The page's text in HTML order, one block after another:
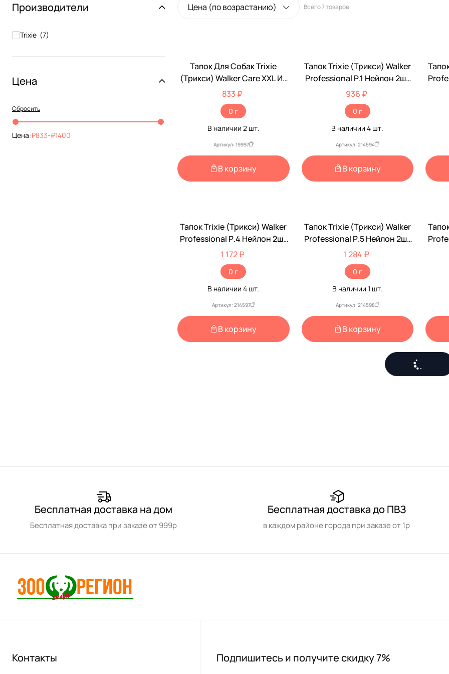
Производители
Trixie (7)
Цена
Сбросить
Цена: 833- 1400
Цена (по возрастанию) Всего7 товаров
Тапок Для Собак Trixie
(Трикси) Walker Care XXL Из
Неопрена 2шт 1955
833 ₽
0 г
В наличии 2шт.
Артикул: 19997
В корзину
Тапок Trixie (Трикси) Walker
Professional Р.1 Нейлон 2шт
19470
936 ₽
0 г
В наличии4 шт.
Артикул: 214594
В корзину
Тапок Trixie (Трикси) Walker
Professional Р.4 Нейлон 2шт
19473
1 172 ₽
0 г
В наличии 4шт.
Артикул: 214597
В корзину
Тапок Trixie (Трикси) Walker
Professional Р.5 Нейлон 2шт
19474
1 284 ₽
0 г
В наличии 1 шт.
Артикул: 214598
В корзину
Бесплатная доставка на дом
Бесплатная доставка при заказе от 999р
Бесплатная доставка до ПВЗ
в каждом районе города при заказе от 1р
Контакты Подпишитесь и получите скидку 7%